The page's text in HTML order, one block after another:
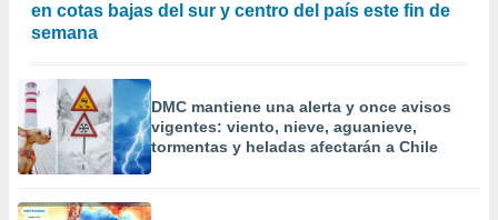
en cotas bajas del sur y centro del país este fin de
semana
DMC mantiene una alerta y once avisos
vigentes: viento, nieve, aguanieve,
tormentas y heladas afectarán a Chile